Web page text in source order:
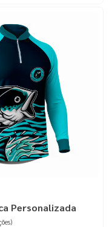
Personalizada